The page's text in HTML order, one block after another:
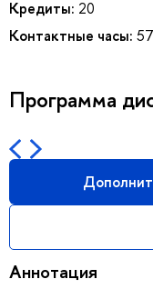
Кредиты: 20
Контактные часы:
Программа
Аннотация